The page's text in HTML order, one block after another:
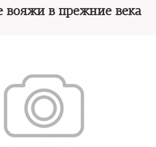
вояжи в прежние века